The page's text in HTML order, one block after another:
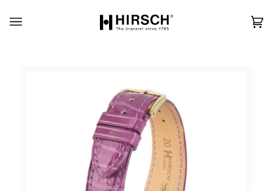
content
カ(0)